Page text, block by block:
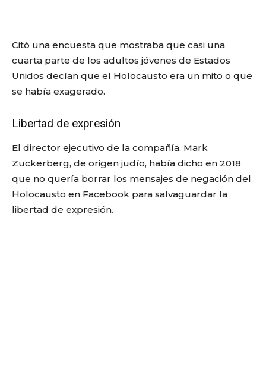
Citó una encuesta que mostraba que casi una
cuarta parte de los adultos jóvenes de Estados
Unidos decían que el Holocausto era un mito o que
se había exagerado.
Libertad de expresión
El director ejecutivo de la compañía, Mark
Zuckerberg, de origen judío, había dicho en 2018
que no quería borrar los mensajes de negación del
Holocausto en Facebook para salvaguardar la
libertad de expresión.